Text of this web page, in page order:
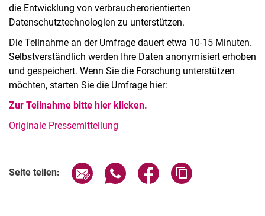
die Entwicklung von verbraucherorientierten
Datenschutztechnologien zu unterstützen.
Die Teilnahme an der Umfrage dauert etwa 10-15 Minuten.
Selbstverständlich werden Ihre Daten anonymisiert erhoben
und gespeichert. Wenn Sie die Forschung unterstützen
möchten, starten Sie die Umfrage hier:
Zur Teilnahme bitte hier klicken.
Originale Pressemitteilung
Seite teilen: Seite über E-Mail teilen
Seite über WhatsApp teilen
Seite über Facebook